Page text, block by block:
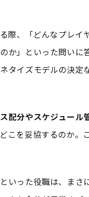
際、「どんなプレ
か」といった問い
タイズモデルの決
配分やスケジュール
こを妥協するのか
いった役職は、ま